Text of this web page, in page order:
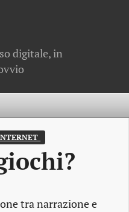
digitale, in
tra narrazione e